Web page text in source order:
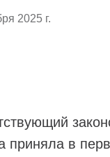
2025 г.
приняла в